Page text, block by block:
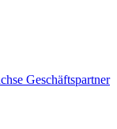
Geschäftspartner